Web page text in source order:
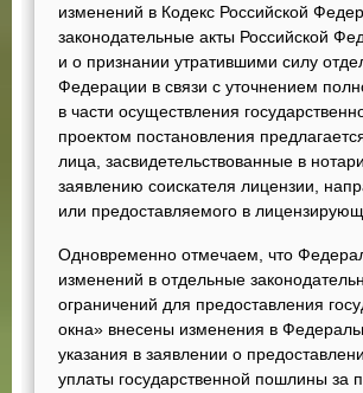
изменений в Кодекс Российской
законодательные акты Российской
и о признании утратившими силу
Федерации в связи с уточнением
в части осуществления
проектом постановления
лица, засвидетельствованные в
заявлению соискателя лицензии,
или предоставляемого в
Одновременно отмечаем, что
изменений в отдельные
ограничений для предоставления
окна» внесены изменения в
указания в заявлении о
уплаты государственной пошлины за